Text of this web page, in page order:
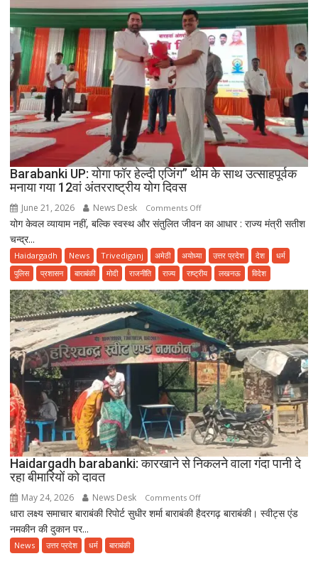
Barabanki UP: योगा फॉर हेल्दी एजिंग” थीम के साथ उत्साहपूर्वक
मनाया गया 12वां अंतरराष्ट्रीय योग दिवस
June 21, 2026 News Desk Comments Offon
Barabanki
योगा
फॉर
एजिंग”
थीम
के
साथ
उत्साहपूर्वक
मनाया
गया
12वां
अंतरराष्ट्रीय
योग
दिवस
योग केवल व्यायाम नहीं, बल्कि स्वस्थ और संतुलित जीवन का आधार : राज्य मंत्री सतीश
चन्द्र...
Haidargadh News Trivediganj अमेठी अयोध्या उत्तर प्रदेश देश
धर्म
पुलिस
प्रशासन बाराबंकी मोदी राजनीति राज्य राष्ट्रीय लखनऊ विदेश
Haidargadh barabanki: कारखाने से निकलने वाला गंदा पानी दे
रहा बीमारियों को दावत
May 24, 2026 News Desk Comments Offon
Haidargadh
धारा लक्ष्य समाचार बाराबंकी रिपोर्ट सुधीर शर्मा बाराबंकी हैदरगढ़ बाराबंकी। स्वीट्स एंड
नमकीन की दुकान पर...
News उत्तर प्रदेश धर्म बाराबंकी